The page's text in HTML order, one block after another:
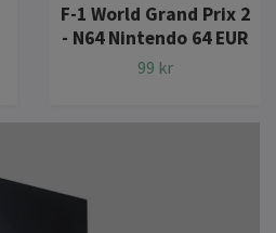
F-1 World Grand Prix 2
- N64 Nintendo 64 EUR
99 kr